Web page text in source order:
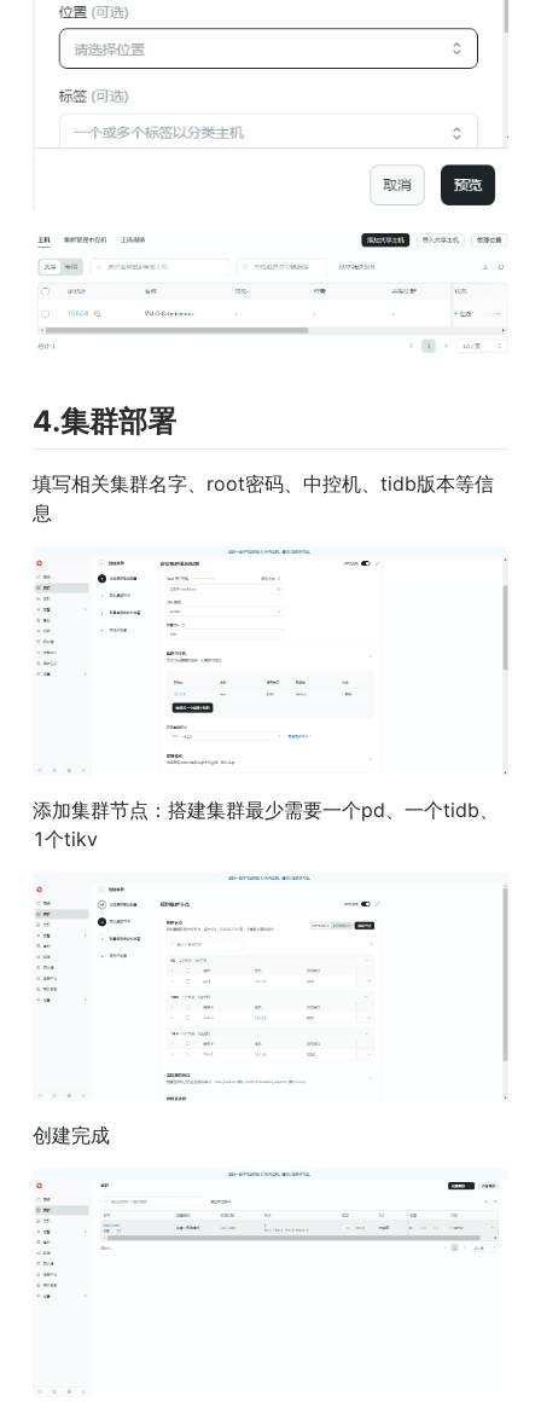
4.集群部署
填写相关集群名字、root密码、中控机、tidb版本等信
息
添加集群节点：搭建集群最少需要一个pd、一个tidb、
1个tikv
创建完成